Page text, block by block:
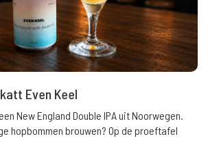
Even Keel
New England Double IPA uit Noorwegen.
hopbommen brouwen? Op de proeftafel